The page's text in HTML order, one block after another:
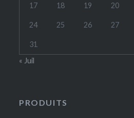
17 18 19 20
24 25 26 27
31
« Juil
PRODUITS